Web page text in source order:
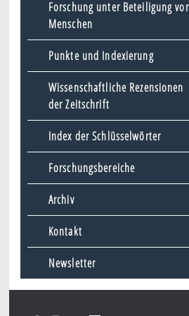
Forschung unter Beteiligung
Menschen
Punkte und Indexierung
Wissenschaftliche Rezensionen
der Zeitschrift
Index der Schlüsselwörter
Forschungsbereiche
Archiv
Kontakt
Newsletter